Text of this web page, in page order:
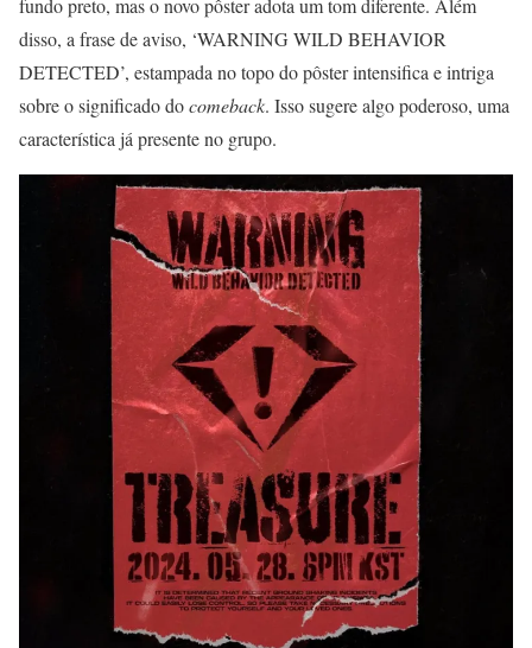
disso, a frase de aviso, ‘WARNING WILD BEHAVIOR
DETECTED’, estampada no topo do pôster intensifica e intriga
sobre o significado docomeback. Isso sugere algo poderoso, uma
característica já presente no grupo.